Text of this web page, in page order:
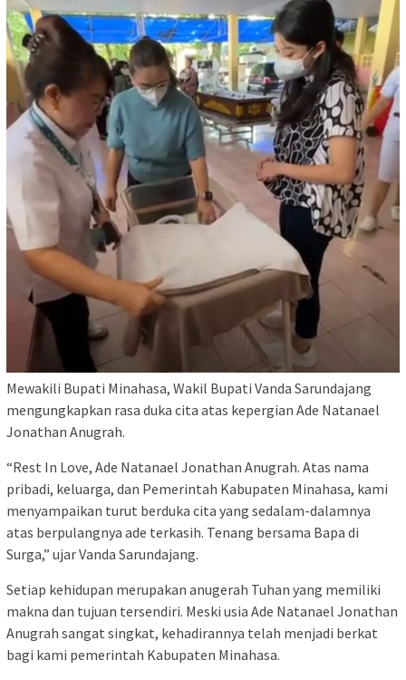
Mewakili Bupati Minahasa, Wakil Bupati Vanda Sarundajang
mengungkapkan rasa duka cita atas kepergian Ade Natanael
Jonathan Anugrah.
“Rest In Love, Ade Natanael Jonathan Anugrah. Atas nama
pribadi, keluarga, dan Pemerintah Kabupaten Minahasa, kami
menyampaikan turut berduka cita yang sedalam-dalamnya
atas berpulangnya ade terkasih. Tenang bersama Bapa di
Surga,” ujar Vanda Sarundajang.
Setiap kehidupan merupakan anugerah Tuhan yang memiliki
makna dan tujuan tersendiri. Meski usia Ade Natanael Jonathan
Anugrah sangat singkat, kehadirannya telah menjadi berkat
bagi kami pemerintah Kabupaten Minahasa.